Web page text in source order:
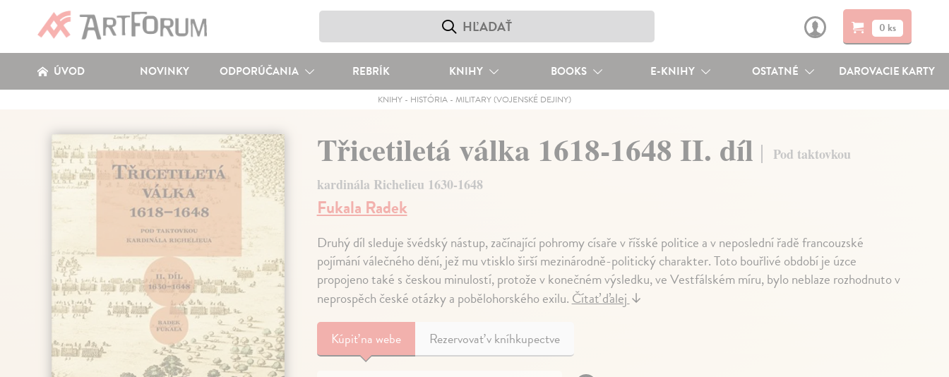
0 ks
ÚVOD NOVINKY ODPORÚČANIA REBRÍK KNIHY BOOKS E-KNIHY OSTATNÉ DAROVACIE KARTY
KNIHY- HISTÓRIA- MILITARY (VOJENSKÉ DEJINY)
Třicetiletá válka 1618-1648 II. díl
Pod taktovkou
kardinála Richelieu 1630-1648
Fukala Radek
Druhý díl sleduje švédský nástup, začínající pohromy císaře v říšské politice a v neposlední řadě francouzské
pojímání válečného dění, jež mu vtisklo širší mezinárodně-politický charakter. Toto bouřlivé období je úzce
propojeno také s českou minulostí, protože v konečném výsledku, ve Vestfálském míru, bylo neblaze rozhodnuto v
neprospěch české otázky a pobělohorského exilu.Čítať ďalej↓
Kúpiťna webe Rezervovať v kníhkupectve